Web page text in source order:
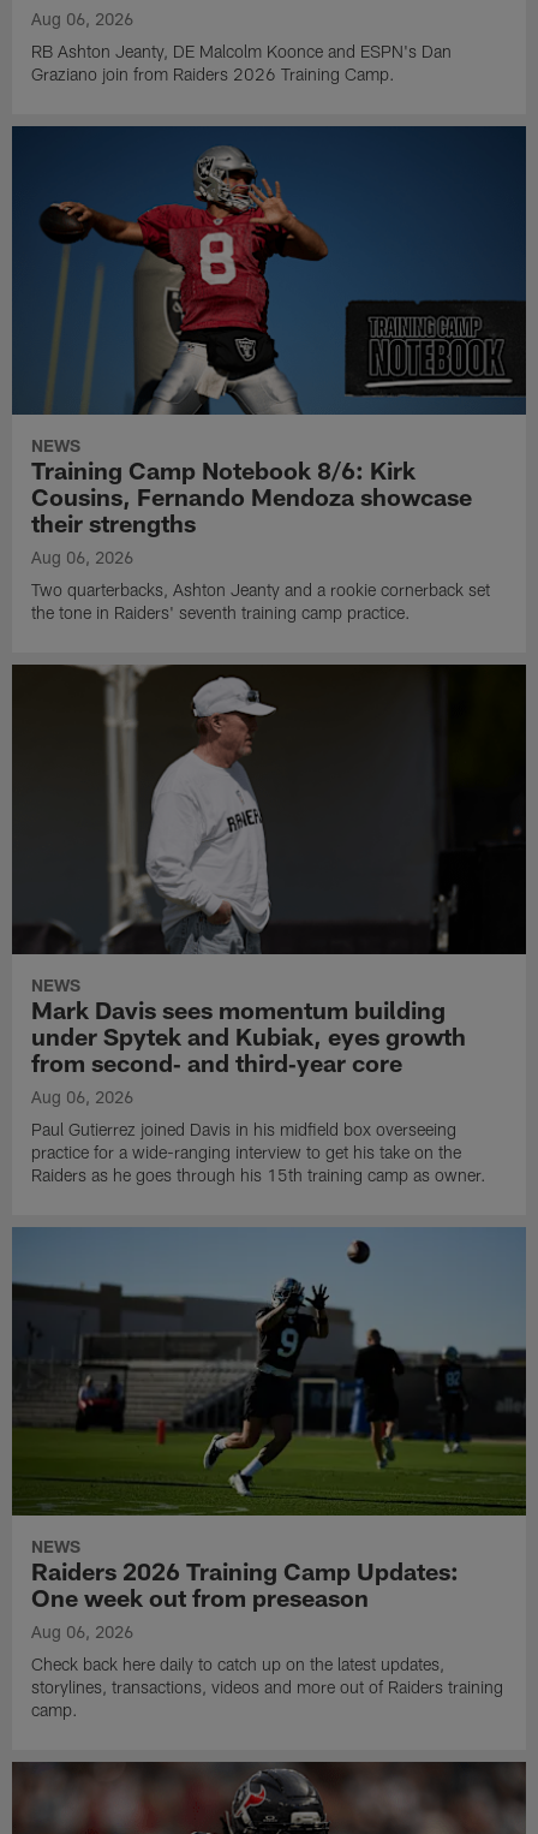
Aug 06, 2026
RB Ashton Jeanty, DE Malcolm Koonce and ESPN's Dan
Graziano join from Raiders 2026 Training Camp.
NEWS
Training Camp Notebook 8/6: Kirk
Cousins, Fernando Mendoza showcase
their strengths
Aug 06, 2026
Two quarterbacks, Ashton Jeanty and a rookie cornerback set
the tone in Raiders' seventh training camp practice.
NEWS
Mark Davis sees momentum building
under Spytek and Kubiak, eyes growth
from second‑ and third‑year core
Aug 06, 2026
Paul Gutierrez joined Davis in his midfield box overseeing
practice for a wide-ranging interview to get his take on the
Raiders as he goes through his 15th training camp as owner.
NEWS
Raiders 2026 Training Camp Updates:
One week out from preseason
Aug 06, 2026
Check back here daily to catch up on the latest updates,
storylines, transactions, videos and more out of Raiders training
camp.